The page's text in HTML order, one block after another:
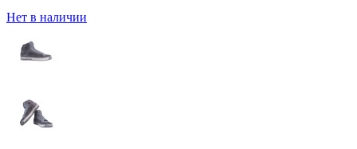
Нет в наличии